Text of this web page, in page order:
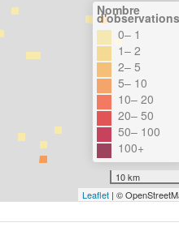
Nombre
d'observations
0– 1
1– 2
2– 5
5– 10
10– 20
20– 50
50– 100
100+
10 km
Leaflet| ©